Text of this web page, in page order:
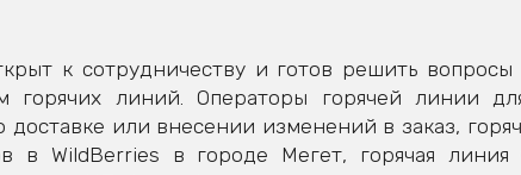
к сотрудничеству и готов решить
горячих линий. Операторы горячей линии
или внесении изменений в заказ,
в WildBerries в городе Мегет, горячая линия